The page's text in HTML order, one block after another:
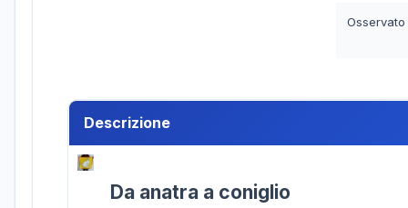
Descrizione
Da anatra a coniglio